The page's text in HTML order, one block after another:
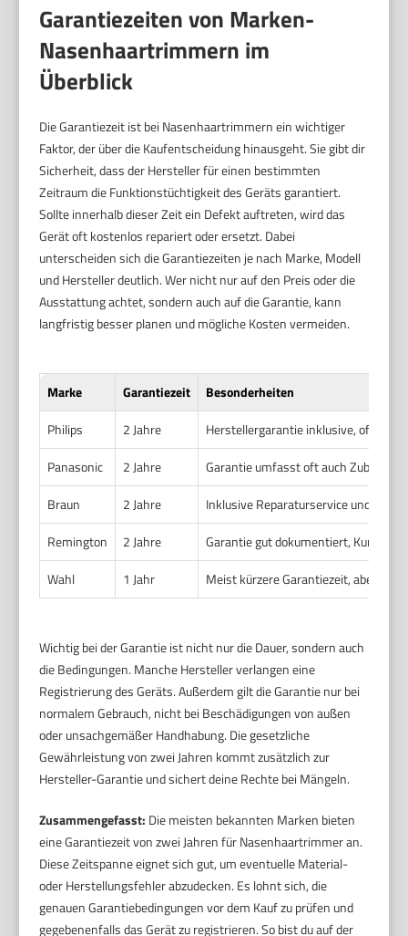
Garantiezeiten von Marken-
Nasenhaartrimmern im
Überblick
Die Garantiezeit ist bei Nasenhaartrimmern ein wichtiger
Faktor, der über die Kaufentscheidung hinausgeht. Sie gibt dir
Sicherheit, dass der Hersteller für einen bestimmten
Zeitraum die Funktionstüchtigkeit des Geräts garantiert.
Sollte innerhalb dieser Zeit ein Defekt auftreten, wird das
Gerät oft kostenlos repariert oder ersetzt. Dabei
unterscheiden sich die Garantiezeiten je nach Marke, Modell
und Hersteller deutlich. Wer nicht nur auf den Preis oder die
Ausstattung achtet, sondern auch auf die Garantie, kann
langfristig besser planen und mögliche Kosten vermeiden.
Marke Garantiezeit
Besonderheiten
Philips
2 Jahre
Herstellergarantie inklusive, oft
Panasonic
2 Jahre
Garantie umfasst oft auch Zubehör
Braun
2 Jahre
Inklusive Reparaturservice und
Remington
2 Jahre
Garantie gut dokumentiert,
Wahl
1 Jahr Meist kürzere Garantiezeit, aber
Wichtig bei der Garantie ist nicht nur die Dauer, sondern auch
die Bedingungen. Manche Hersteller verlangen eine
Registrierung des Geräts. Außerdem gilt die Garantie nur bei
normalem Gebrauch, nicht bei Beschädigungen von außen
oder unsachgemäßer Handhabung. Die gesetzliche
Gewährleistung von zwei Jahren kommt zusätzlich zur
Hersteller-Garantie und sichert deine Rechte bei Mängeln.
Zusammengefasst: Die meisten bekannten Marken bieten
eine Garantiezeit von zwei Jahren für Nasenhaartrimmer an.
Diese Zeitspanne eignet sich gut, um eventuelle Material-
oder Herstellungsfehler abzudecken. Es lohnt sich, die
genauen Garantiebedingungen vor dem Kauf zu prüfen und
gegebenenfalls das Gerät zu registrieren. So bist du auf der